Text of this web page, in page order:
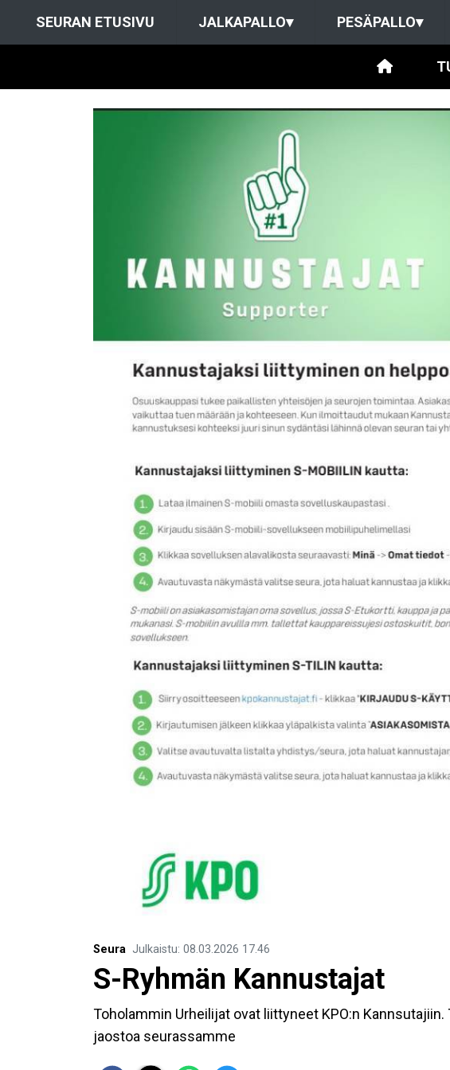
SEURAN ETUSIVU JALKAPALLO▾ PESÄPALLO▾
Seura Julkaistu: 08.03.2026 17.46
S-Ryhmän Kannustajat
Toholammin Urheilijat ovat liittyneet KPO:n
jaostoa seurassamme